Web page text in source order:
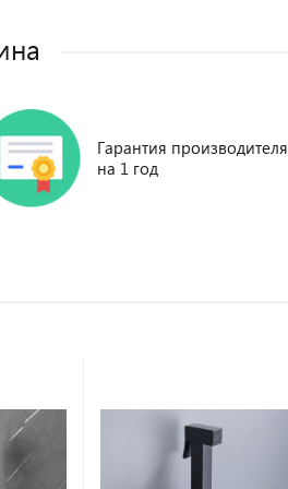
Гарантия производителя
на 1 год